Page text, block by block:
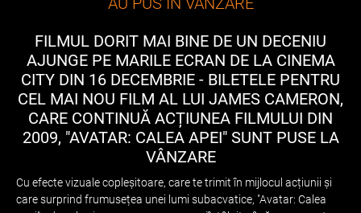
FILMUL DORIT MAI BINE DE UN DECENIU
AJUNGE PE MARILE ECRAN DE LA CINEMA
CITY DIN 16 DECEMBRIE - BILETELE PENTRU
CEL MAI NOU FILM AL LUI JAMES CAMERON,
CARE CONTINUĂ ACȚIUNEA FILMULUI DIN
2009, "AVATAR: CALEA APEI" SUNT PUSE LA
VÂNZARE
Cu efecte vizuale copleșitoare, care te trimit în mijlocul acțiunii și
care surprind frumusețea unei lumi subacvatice, "Avatar: Calea